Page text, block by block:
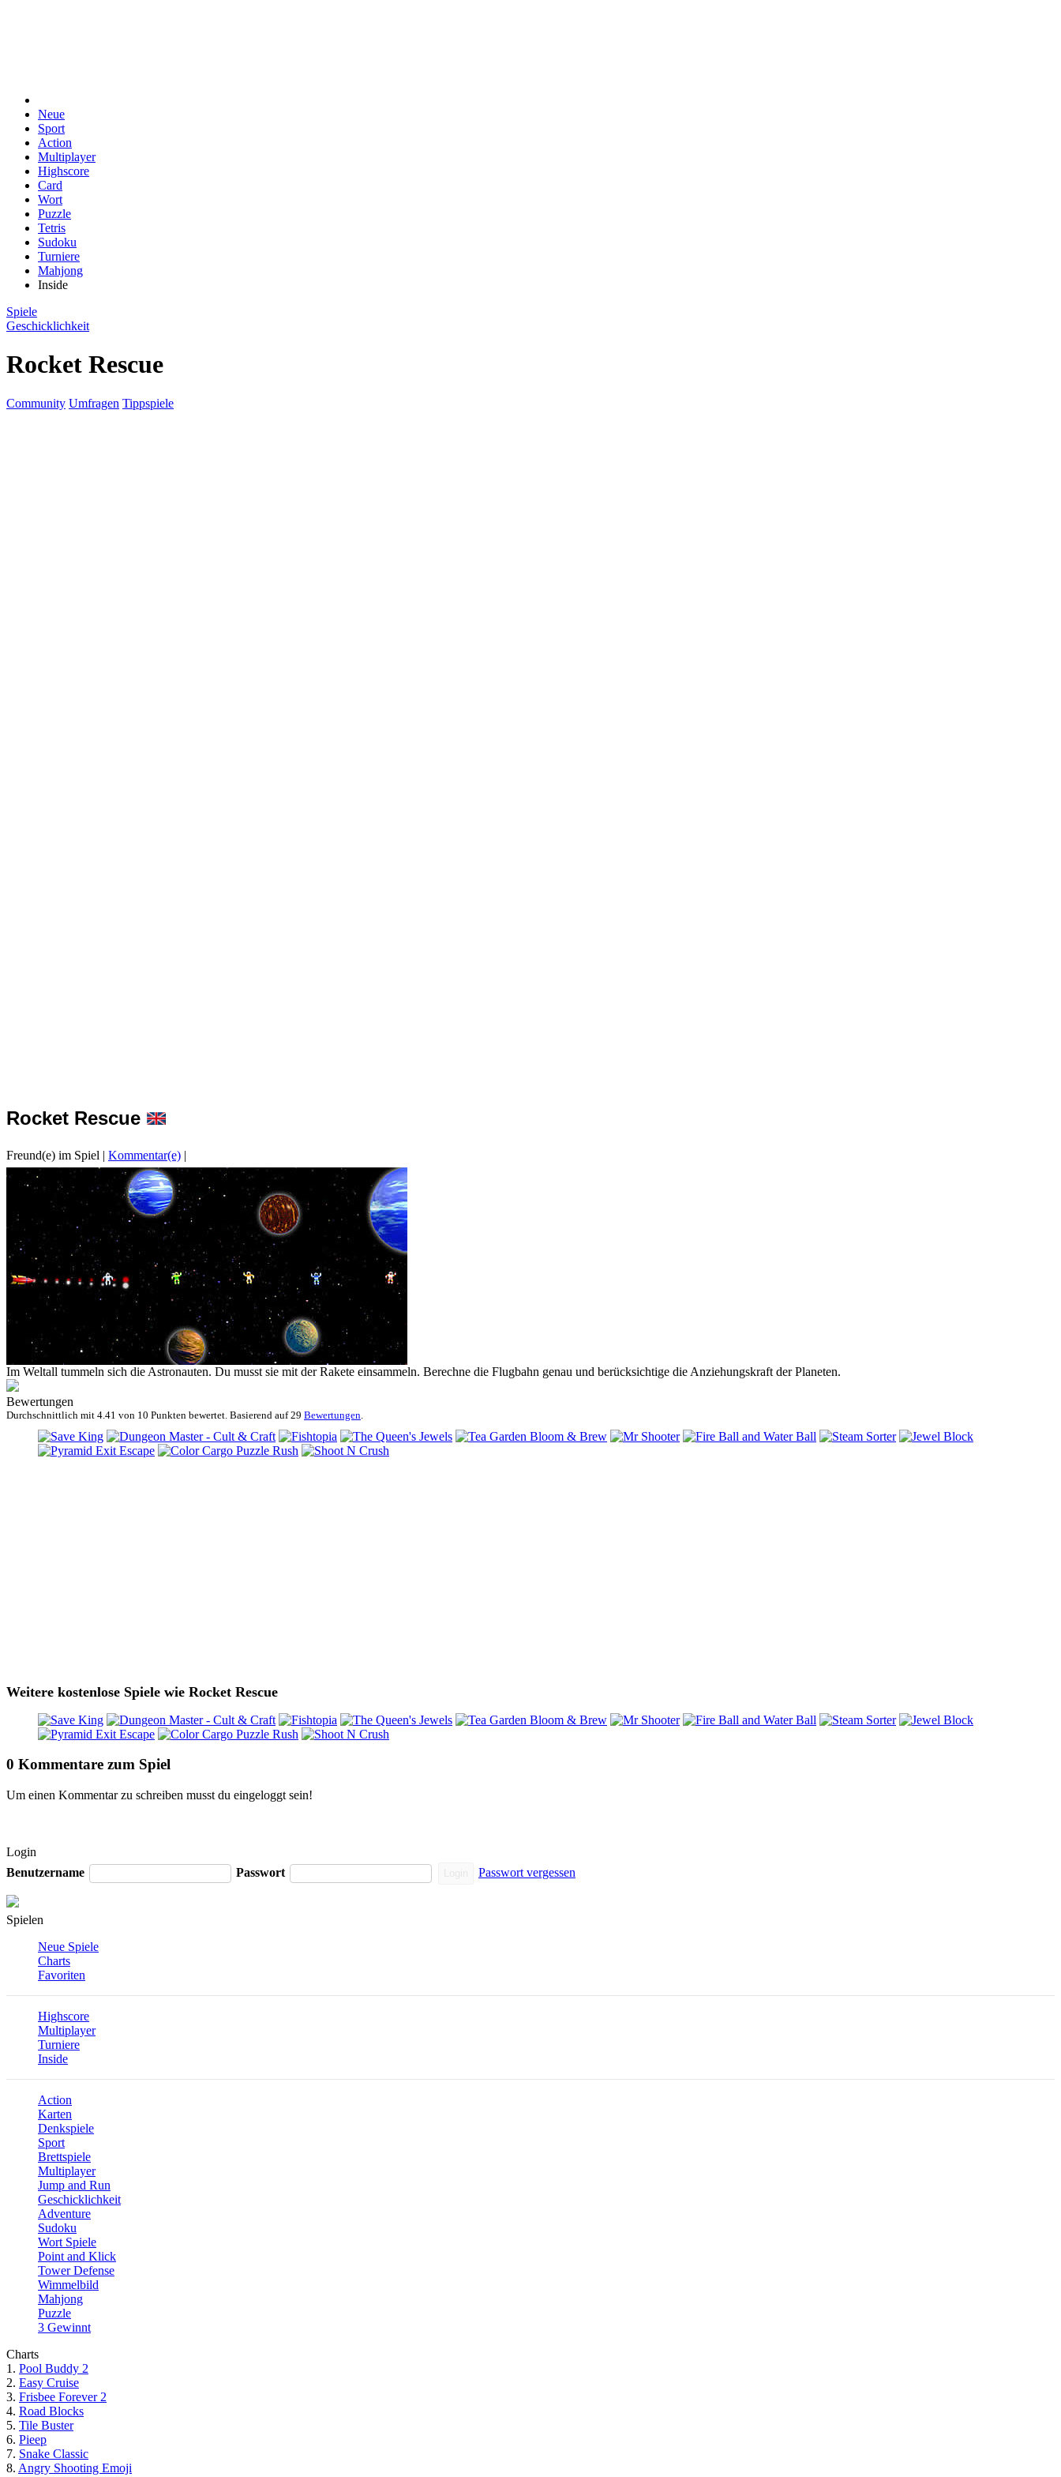
Neue
Sport
Action
Multiplayer
Highscore
Card
Wort
Puzzle
Tetris
Sudoku
Turniere
Mahjong
Inside
Spiele
Geschicklichkeit
Rocket Rescue
Community Umfragen Tippspiele
Rocket Rescue
Freund(e) im Spiel | Kommentar(e) |
Im Weltall tummeln sich die Astronauten. Du musst sie mit der Rakete einsammeln. Berechne die Flugbahn genau und berücksichtige die Anziehungskraft der Planeten.
Bewertungen
Durchschnittlich mit 4.41 von 10 Punkten bewertet. Basierend auf29 Bewertungen
Weitere kostenlose Spiele wie Rocket Rescue
0 Kommentare zum Spiel
Um einen Kommentar zu schreiben musst du eingeloggt sein!
Login
Benutzername
Passwort Passwort vergessen
Spielen
Neue Spiele
Charts
Favoriten
Highscore
Multiplayer
Turniere
Inside
Action
Karten
Denkspiele
Sport
Brettspiele
Multiplayer
Jump and Run
Geschicklichkeit
Adventure
Sudoku
Wort Spiele
Point and Klick
Tower Defense
Wimmelbild
Mahjong
Puzzle
3 Gewinnt
Charts
1. Pool Buddy 2
2. Easy Cruise
3. Frisbee Forever 2
4. Road Blocks
5. Tile Buster
6. Pieep
7. Snake Classic
8. Angry Shooting Emoji